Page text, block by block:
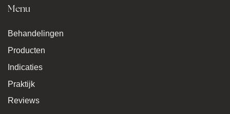
Menu
Behandelingen
Producten
Indicaties
Praktijk
Reviews